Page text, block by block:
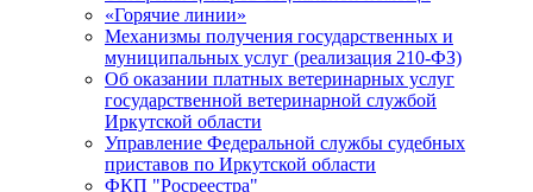
«Горячие линии»
Механизмы получения государственных и
муниципальных услуг (реализация 210-ФЗ)
Об оказании платных ветеринарных услуг
государственной ветеринарной службой
Иркутской области
Управление Федеральной службы судебных
приставов по Иркутской области
ФКП "Росреестра"